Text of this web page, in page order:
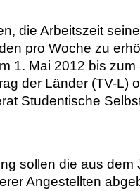
die Arbeitszeit
pro Woche zu
1. Mai 2012 bis
der Länder (TV-L)
Studentische
sollen die aus dem
Angestellten